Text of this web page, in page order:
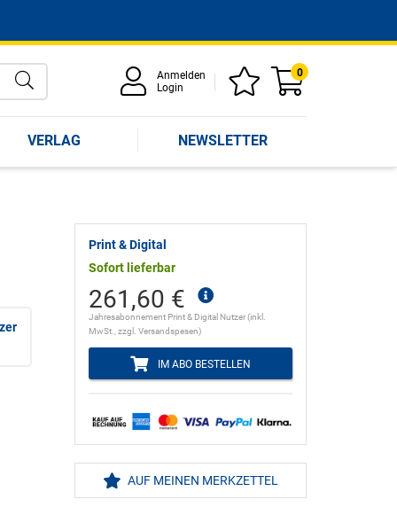
Anmelden
Login
0
VERLAG NEWSLETTER
Print & Digital
Sofort lieferbar
261,60 €
Jahresabonnement Print & Digital Nutzer (inkl.
MwSt., zzgl. Versandspesen)
IM ABO BESTELLEN
AUF MEINEN MERKZETTEL